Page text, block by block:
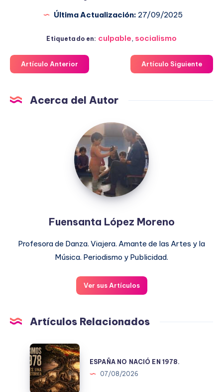
Última Actualización: 27/09/2025
Etiquetado en: culpable, socialismo
Artículo Anterior Artículo Siguiente
Acerca del Autor
Fuensanta
López
Moreno
Fuensanta López Moreno
Profesora de Danza. Viajera. Amante de las Artes y la
Música. Periodismo y Publicidad.
Ver sus Artículos
Artículos Relacionados
ESPAÑA
NO
NACIÓ
EN
ESPAÑA NO NACIÓ EN 1978.
07/08/2026